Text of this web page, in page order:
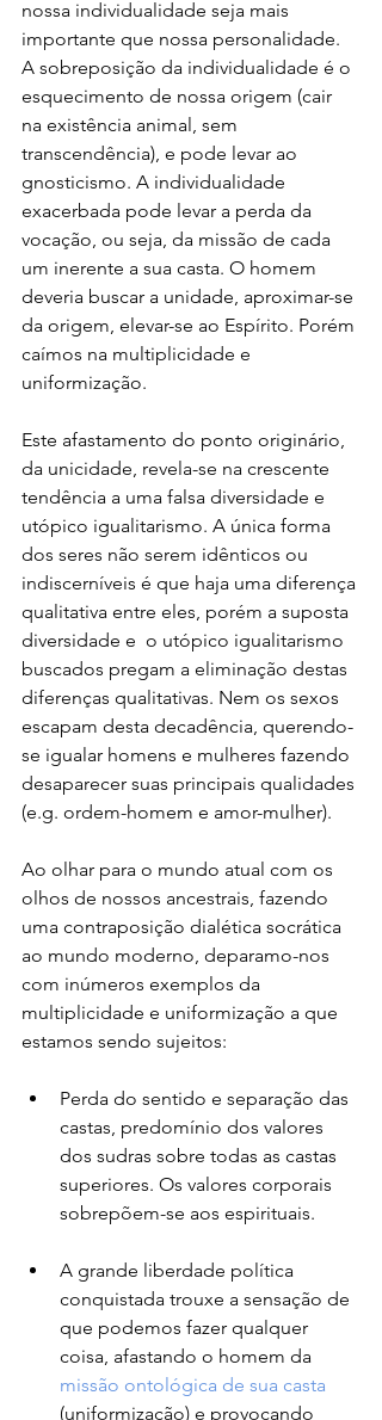
nossa individualidade seja mais
importante que nossa personalidade.
A sobreposição da individualidade é o
esquecimento de nossa origem (cair
na existência animal, sem
transcendência), e pode levar ao
gnosticismo. A individualidade
exacerbada pode levar a perda da
vocação, ou seja, da missão de cada
um inerente a sua casta. O homem
deveria buscar a unidade, aproximar-se
da origem, elevar-se ao Espírito. Porém
caímos na multiplicidade e
uniformização.
Este afastamento do ponto originário,
da unicidade, revela-se na crescente
tendência a uma falsa diversidade e
utópico igualitarismo. A única forma
dos seres não serem idênticos ou
indiscerníveis é que haja uma diferença
qualitativa entre eles, porém a suposta
diversidade e  o utópico igualitarismo
buscados pregam a eliminação destas
diferenças qualitativas. Nem os sexos
escapam desta decadência, querendo-
se igualar homens e mulheres fazendo
desaparecer suas principais qualidades
(e.g. ordem-homem e amor-mulher).
Ao olhar para o mundo atual com os
olhos de nossos ancestrais, fazendo
uma contraposição dialética socrática
ao mundo moderno, deparamo-nos
com inúmeros exemplos da
multiplicidade e uniformização a que
estamos sendo sujeitos:
Perda do sentido e separação das
castas, predomínio dos valores
dos sudras sobre todas as castas
superiores. Os valores corporais
sobrepõem-se aos espirituais.
A grande liberdade política
conquistada trouxe a sensação de
que podemos fazer qualquer
coisa, afastando o homem da
missão ontológica de sua casta
(uniformização) e provocando